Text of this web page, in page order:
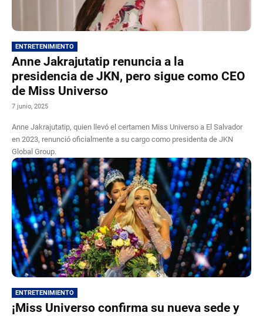
ENTRETENIMIENTO
Anne Jakrajutatip renuncia a la
presidencia de JKN, pero sigue como CEO
de Miss Universo
7 junio, 2025
Anne Jakrajutatip, quien llevó el certamen Miss Universo a El Salvador
en 2023, renunció oficialmente a su cargo como presidenta de JKN
Global Group.
ENTRETENIMIENTO
¡Miss Universo confirma su nueva sede y